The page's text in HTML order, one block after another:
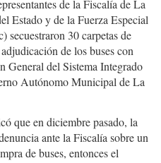
de la Fiscalía de La
Estado y de la Fuerza Especial
secuestraron 30 carpetas de
de los buses con
General del Sistema Integrado
Autónomo Municipal de La
que en diciembre pasado, la
ante la Fiscalía sobre un
de buses, entonces el